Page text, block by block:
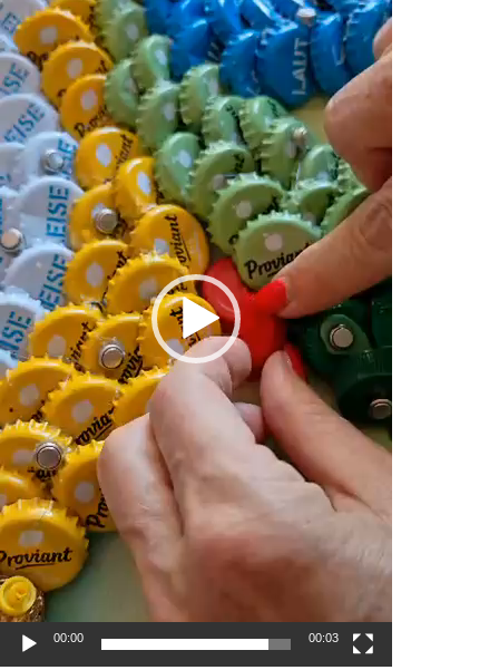
Player
00:00 00:03